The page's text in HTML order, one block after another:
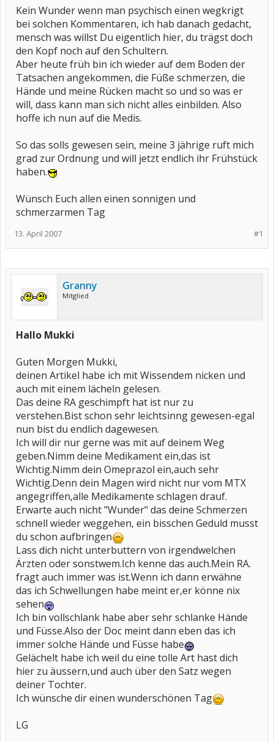
Kein Wunder wenn man psychisch einen wegkrigt
bei solchen Kommentaren, ich hab danach gedacht,
mensch was willst Du eigentlich hier, du trägst doch
den Kopf noch auf den Schultern.
Aber heute früh bin ich wieder auf dem Boden der
Tatsachen angekommen, die Füße schmerzen, die
Hände und meine Rücken macht so und so was er
will, dass kann man sich nicht alles einbilden. Also
hoffe ich nun auf die Medis.
So das solls gewesen sein, meine 3 jährige ruft mich
grad zur Ordnung und will jetzt endlich ihr Frühstück
haben.
Wünsch Euch allen einen sonnigen und
schmerzarmen Tag
#1
13. April 2007
Granny
Mitglied
Hallo Mukki
Guten Morgen Mukki,
deinen Artikel habe ich mit Wissendem nicken und
auch mit einem lächeln gelesen.
Das deine RA geschimpft hat ist nur zu
verstehen.Bist schon sehr leichtsinng gewesen-egal
nun bist du endlich dagewesen.
Ich will dir nur gerne was mit auf deinem Weg
geben.Nimm deine Medikament ein,das ist
Wichtig.Nimm dein Omeprazol ein,auch sehr
Wichtig.Denn dein Magen wird nicht nur vom MTX
angegriffen,alle Medikamente schlagen drauf.
Erwarte auch nicht "Wunder" das deine Schmerzen
schnell wieder weggehen, ein bisschen Geduld musst
du schon aufbringen
Lass dich nicht unterbuttern von irgendwelchen
Ärzten oder sonstwem.Ich kenne das auch.Mein RA.
fragt auch immer was ist.Wenn ich dann erwähne
das ich Schwellungen habe meint er,er könne nix
sehen
Ich bin vollschlank habe aber sehr schlanke Hände
und Füsse.Also der Doc meint dann eben das ich
immer solche Hände und Füsse habe
Gelächelt habe ich weil du eine tolle Art hast dich
hier zu äussern,und auch über den Satz wegen
deiner Tochter.
Ich wünsche dir einen wunderschönen Tag
LG